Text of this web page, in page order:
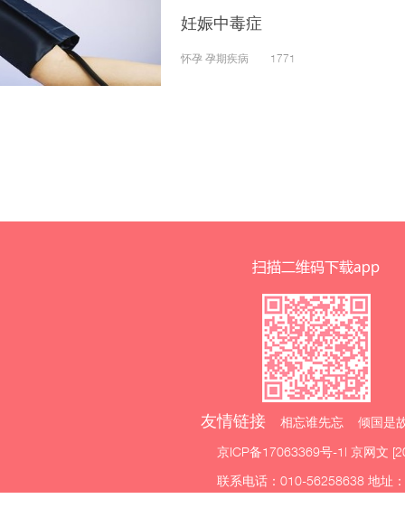
妊娠中毒症
怀孕 孕期疾病 1771
友情链接 相忘谁先忘 倾国是
京ICP备17063369号-1 | 京网文
联系电话：010-56258638 地址